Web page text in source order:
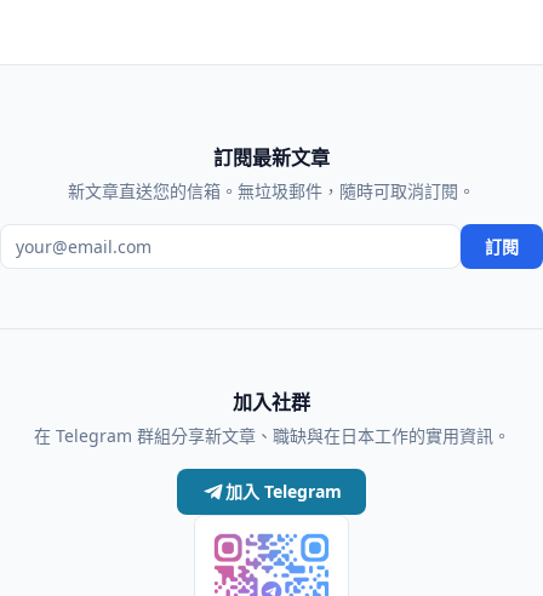
訂閱最新文章
新文章直送您的信箱。無垃圾郵件，隨時可取消訂閱。
電子郵件地址 訂閱
加入社群
在 Telegram 群組分享新文章、職缺與在日本工作的實用資訊。
加入 Telegram